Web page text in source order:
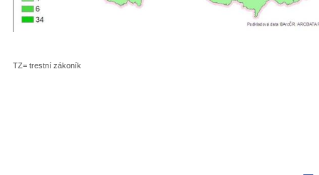
TZ= trestní zákoník